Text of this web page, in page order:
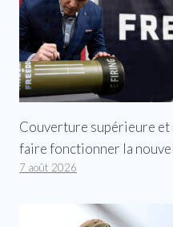
Couverture supérieure et
faire fonctionner la
7 août 2026